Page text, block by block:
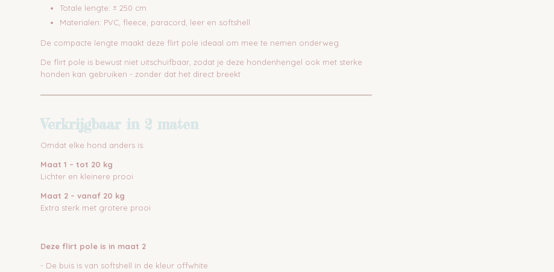
Totale lengte: ± 250 cm
Materialen: PVC, fleece, paracord, leer en softshell
De compacte lengte maakt deze flirt pole ideaal om mee te nemen onderweg.
De flirt pole is bewust niet uitschuifbaar, zodat je deze hondenhengel ook met sterke
honden kan gebruiken - zonder dat het direct breekt
Verkrijgbaar in 2 maten
Omdat elke hond anders is:
Maat 1 – tot 20 kg
Lichter en kleinere prooi
Maat 2 – vanaf 20 kg
Extra sterk met grotere prooi
Deze flirt pole is in maat 2
- De buis is van softshell in de kleur offwhite